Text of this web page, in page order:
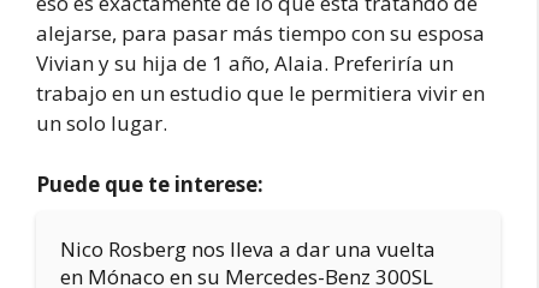
alejarse, para pasar más tiempo con su esposa
Vivian y su hija de 1 año, Alaia. Preferiría un
trabajo en un estudio que le permitiera vivir en
un solo lugar.
Puede que te interese:
Nico Rosberg nos lleva a dar una vuelta
en Mónaco en su Mercedes-Benz 300SL